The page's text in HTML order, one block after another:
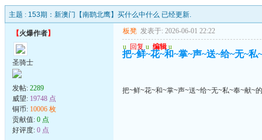
主题 : 153期：新澳门【南鹞北鹰】买什么中什么 已经更新.
【火爆作者】
圣骑士
发帖: 2289
威望: 19748 点
铜币: 10006 枚
贡献值: 0 点
好评度: 0 点
板凳 发表于: 2026-06-01 22:22
u 回复 u 编辑 u
把~鲜~花~和~掌~声~送~给~无~私
把~鲜~花~和~掌~声~送~给~无~私~奉~献~